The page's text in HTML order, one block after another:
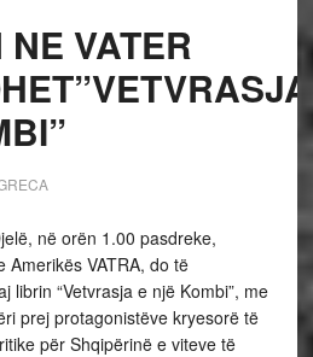
VATER
në orën 1.00 pasdreke,
Amerikës VATRA, do të
librin “Vetvrasja e një Kombi”, me
prej protagonistëve kryesorë të
për Shqipërinë e viteve të